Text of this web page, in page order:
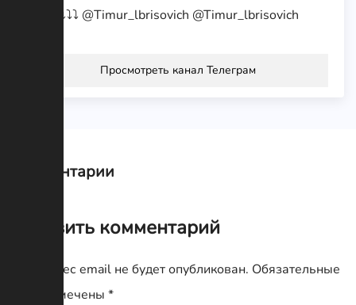
⤵⤵⤵⤵⤵⤵⤵⤵ @Timur_lbrisovich @Timur_lbrisovich
Просмотреть канал Телеграм
Комментарии
Оставить комментарий
Ваш адрес email не будет опубликован. Обязательные
поля помечены *